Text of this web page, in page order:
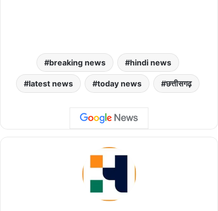
breaking news hindi news
latest news today news छत्तीसगढ़